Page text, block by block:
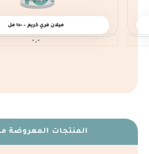
ميلان فري كريم – ١٥٠ مل
٠.٠
المنتجات المعروضة